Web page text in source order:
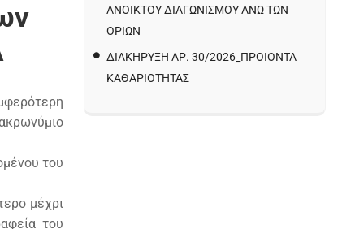
του
μέχρι
του
ΑΝΟΙΚΤΟΥ ΔΙΑΓΩΝΙΣΜΟΥ ΑΝΩ ΤΩΝ
ΟΡΙΩΝ
ΔΙΑΚΉΡΥΞΗ ΑΡ. 30/2026_ΠΡΟΙΌΝΤΑ
ΚΑΘΑΡΙΌΤΗΤΑΣ